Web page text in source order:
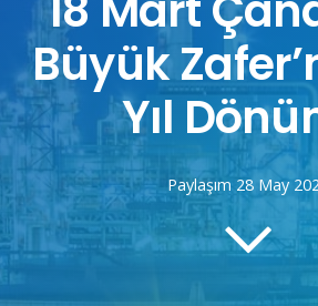
Büyük
Yıl
Paylaşım 28 May